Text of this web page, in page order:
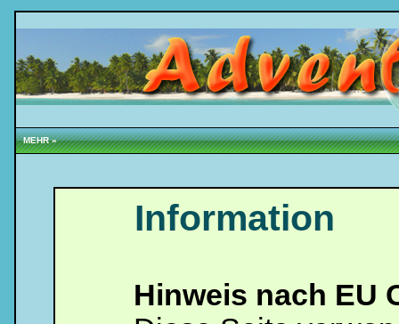
MEHR »
Loginbox
Trage
Information
Hinweis nach EU